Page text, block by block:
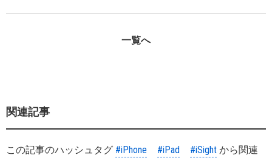
一覧へ
関連記事
この記事のハッシュタグ #iPhone #iPad #iSight から関連